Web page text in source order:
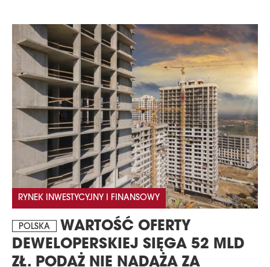
RYNEK INWESTYCYJNY I FINANSOWY
POLSKA
WARTOŚĆ OFERTY
DEWELOPERSKIEJ SIĘGA 52 MLD
ZŁ. PODAŻ NIE NADĄŻA ZA